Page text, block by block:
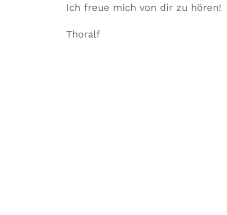
Ich freue mich von dir zu hören!
Thoralf